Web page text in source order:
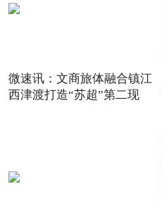
微速讯：文商旅体融合镇江
西津渡打造“苏超”第二现